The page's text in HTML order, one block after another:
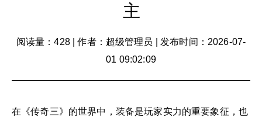
主
阅读量：428|作者：超级管理员
发布时间：2026-07-
01 09:02:09
在《传奇三》的世界中，装备是玩家实力的重要象征，也